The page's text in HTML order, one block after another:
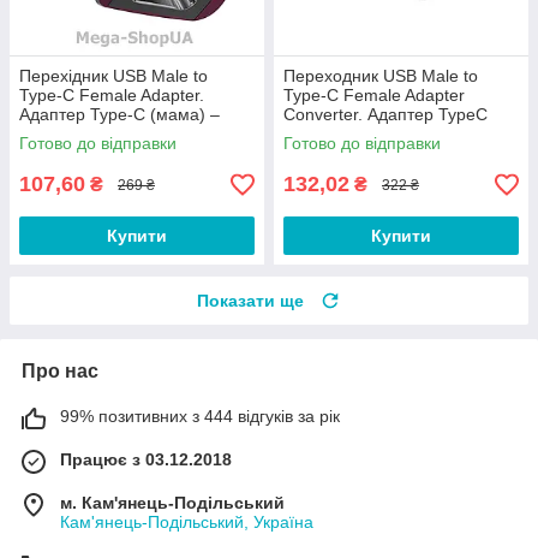
Перехідник USB Male to
Type-C Female Adapter.
Адаптер Type-C (мама) –
USB (тато). Type-A to Type-C
Бордовий
Готово до відправки
107,60 ₴ 269 ₴
Купити
Переходник USB Male to
Type-C Female Adapter
Converter. Адаптер TypeC
(мама) — USB (тато) Чорний
HH54D-B
Готово до відправки
132,02 ₴ 322 ₴
Купити
Показати ще
Про нас
99% позитивних з 444 відгуків за рік
Працює з 03.12.2018
м. Кам'янець-Подільський
Кам'янець-Подільський, Україна